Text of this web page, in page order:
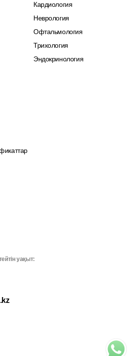
Кардиология
Неврология
Офтальмология
Трихология
Эндокринология
уақыт: